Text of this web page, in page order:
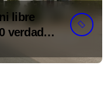
libre
verdades
la